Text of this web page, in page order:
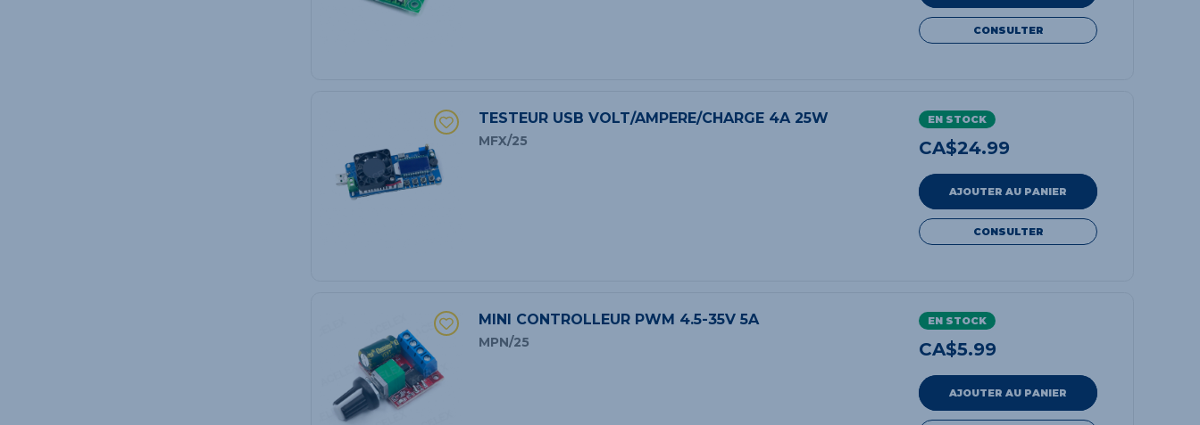
CONSULTER
TESTEUR USB VOLT/AMPERE/CHARGE 4A 25W
MFX/25
EN STOCK
CA$24.99
AJOUTER AU PANIER
CONSULTER
MINI CONTROLLEUR PWM 4.5-35V 5A
MPN/25
EN STOCK
CA$5.99
AJOUTER AU PANIER